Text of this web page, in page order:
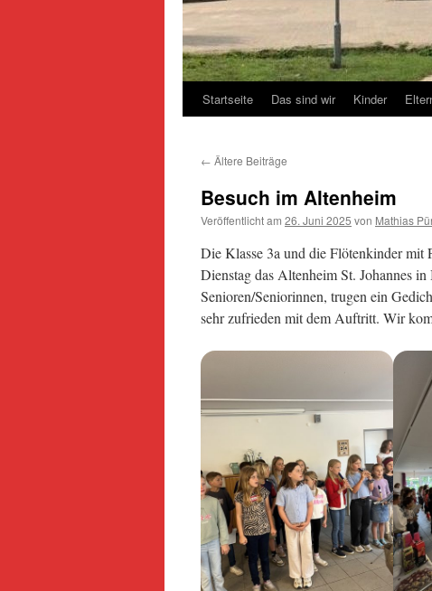
Startseite Das sind wir Kinder
← Ältere Beiträge
Besuch im Altenheim
Veröffentlicht am 26. Juni 2025 von Mathias
Die Klasse 3a und die Flötenkinder mit
Dienstag das Altenheim St. Johannes
Senioren/Seniorinnen, trugen ein
sehr zufrieden mit dem Auftritt. Wir